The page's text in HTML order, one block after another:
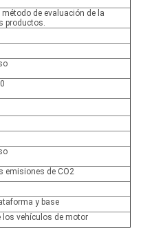
método de evaluación de la
productos.
emisiones de CO2
y base
los vehículos de motor